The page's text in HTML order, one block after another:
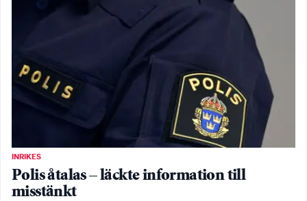
INRIKES
Polis åtalas – läckte information till
misstänkt